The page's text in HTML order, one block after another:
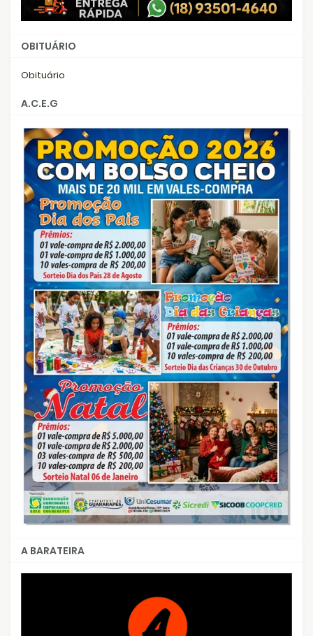
OBITUÁRIO
Obituário
A.C.E.G
A BARATEIRA